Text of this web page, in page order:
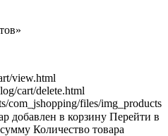
view.html
cart/delete.html
com_jshopping/files/img_products
добавлен в корзину Перейти в
Количество товара